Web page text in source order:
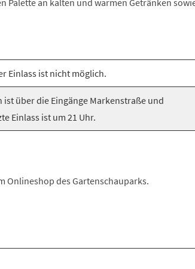
Palette an kalten und warmen Getränken
Einlass ist nicht möglich.
über die Eingänge Markenstraße und
Einlass ist um 21 Uhr.
Onlineshop des Gartenschauparks.